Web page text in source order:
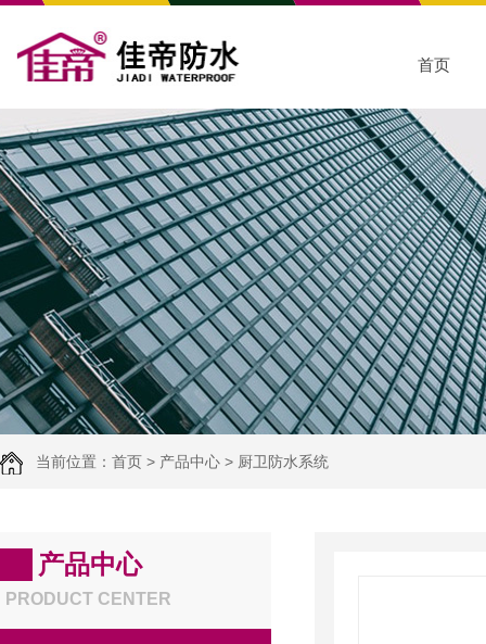
首页
当前位置： 首页 > 产品中心 > 厨卫防水系统
产品中心
PRODUCT CENTER